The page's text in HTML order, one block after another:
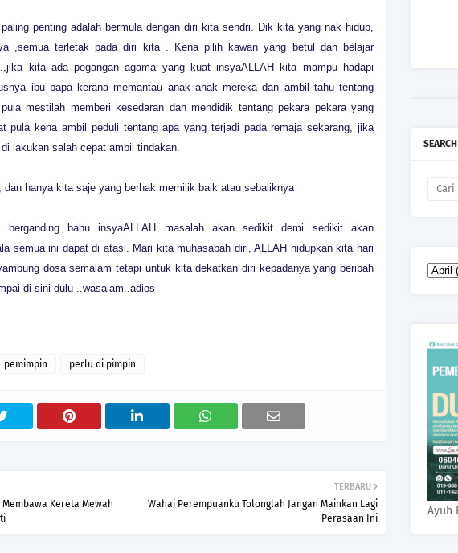
penting adalah bermula dengan diri kita sendri. Dik kita yang nak hidup,
,semua terletak pada diri kita . Kena pilih kawan yang betul dan belajar
kita ada pegangan agama yang kuat insyaALLAH kita mampu hadapi
ibu bapa kerana memantau anak anak mereka dan ambil tahu tentang
mestilah memberi kesedaran dan mendidik tentang pekara pekara yang
pula kena ambil peduli tentang apa yang terjadi pada remaja sekarang, jika
lakukan salah cepat ambil tindakan.
dan hanya kita saje yang berhak memilik baik atau sebaliknya
berganding bahu insyaALLAH masalah akan sedikit demi sedikit akan
semua ini dapat di atasi. Mari kita muhasabah diri, ALLAH hidupkan kita hari
dosa semalam tetapi untuk kita dekatkan diri kepadanya yang beribah
di sini dulu ..wasalam..adios
pemimpin perlu di pimpin
TERBARU
Wahai Perempuanku Tolonglah Jangan Mainkan Lagi
Perasaan Ini
Kereta Mewah
Ayuh